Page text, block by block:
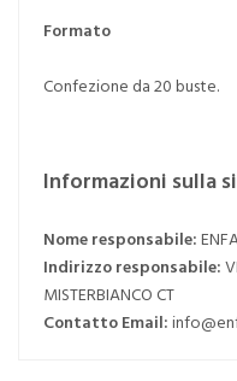
Formato
Confezione da 20 buste.
Informazioni sulla
Nome responsabile:
Indirizzo responsabile:
MISTERBIANCO CT
Contatto Email: